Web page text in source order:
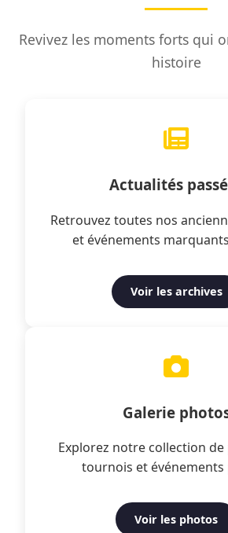
Revivez les moments forts qui
histoire
Actualités
Retrouvez toutes nos
et événements
Voir les archives
Galerie
Explorez notre collection
tournois et événements
Voir les photos